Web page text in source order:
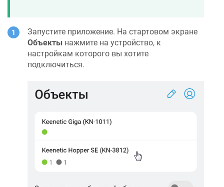
Запустите приложение. На стартовом экране
Объекты нажмите на устройство, к
настройкам которого вы хотите
подключиться.